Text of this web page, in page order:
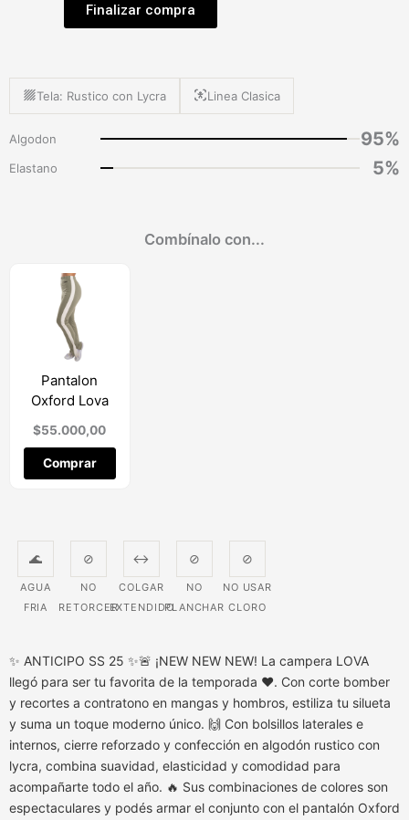
Finalizar compra
Tela: Rustico con Lycra Linea Clasica
Algodon 95%
Elastano 5%
Combínalo con...
Pantalon
Oxford Lova
$55.000,00
Comprar
producto
de
🌊
AGUA
FRIA
⊘
NO
RETORCER
↔
COLGAR
EXTENDIDO
⊘
NO
PLANCHAR
⊘
NO USAR
CLORO
✨ ANTICIPO SS 25 ✨🚨 ¡NEW NEW NEW! La campera LOVA
llegó para ser tu favorita de la temporada ❤. Con corte bomber
y recortes a contratono en mangas y hombros, estiliza tu silueta
y suma un toque moderno único. 🙌 Con bolsillos laterales e
internos, cierre reforzado y confección en algodón rustico con
lycra, combina suavidad, elasticidad y comodidad para
acompañarte todo el año. 🔥 Sus combinaciones de colores son
espectaculares y podés armar el conjunto con el pantalón Oxford